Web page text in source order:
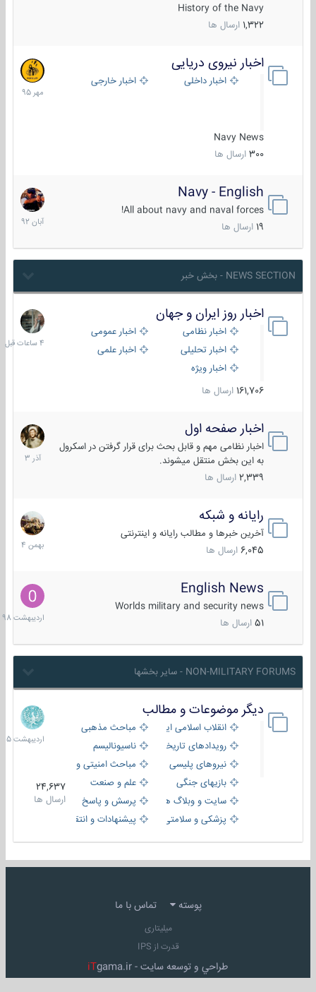
History of the Navy
1,322 ارسال ها
اخبار نیروی دریایی
اخبار داخلی اخبار خارجی
Navy News
300 ارسال ها
27
مهر
1395
Navy - English
All about navy and naval forces!
ارسال ها
22
آبان
1392
NEWS SECTION - بخش خبر
اخبار روز ایران و جهان
اخبار نظامی
اخبار عمومی
اخبار تحلیلی
اخبار علمی
اخبار ویژه
161,706 ارسال ها
4
ساعات
قبل
اخبار صفحه اول
اخبار نظامی مهم و قابل بحث برای قرار گرفتن در اسکرول
به این بخش منتقل میشوند.
2,339 ارسال ها
7
آذر
1403
رایانه و شبکه
آخرین خبرها و مطالب رایانه و اینترنتی
6,045 ارسال ها
30
بهمن
1404
English News
Worlds military and security news
51 ارسال ها
10
1398
NON-MILITARY FORUMS - سایر بخشها
دیگر موضوعات و مطالب
انقلاب اسلامی ایران
مباحث مذهبی
رویدادهای تاریخی و مذهبیناسیونالیسم
نیروهای پلیسی
مباحث امنیتی و اطلاعاتی
بازیهای جنگی
علم و صنعت
سایت و وبلاگ ها
پرسش و پاسخ
پزشکی و سلامتی
پیشنهادات و انتقادات
24,637
ارسال ها
8
1405
پوسته تماس با ما
میلیتاری
قدرت از IPS
طراحي و توسعه سايت - iTgama.ir